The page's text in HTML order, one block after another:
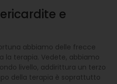
e
abbiamo delle frecce
la terapia. Vedete, abbiamo
livello, addirittura un terzo
della terapia è soprattutto